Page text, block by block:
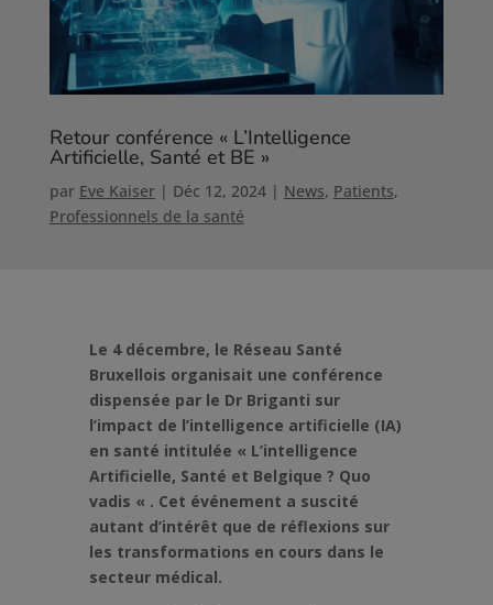
Retour conférence « L’Intelligence
Artificielle, Santé et BE »
par Eve Kaiser| Déc 12, 2024| News, Patients,
Professionnels de la santé
Le 4 décembre, le Réseau Santé
Bruxellois organisait une conférence
dispensée par le Dr Briganti sur
l’impact de l’intelligence artificielle (IA)
en santé intitulée « L’intelligence
Artificielle, Santé et Belgique ? Quo
vadis « . Cet événement a suscité
autant d’intérêt que de réflexions sur
les transformations en cours dans le
secteur médical.